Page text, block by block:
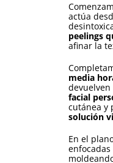
actúa
peelings
afinar la
media
facial
cutánea y
solución
En el